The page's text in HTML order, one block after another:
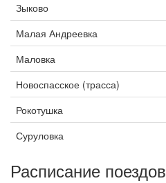
Зыково
Малая Андреевка
Маловка
Новоспасское (трасса)
Рокотушка
Суруловка
Расписание поездов